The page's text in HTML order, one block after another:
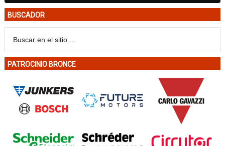
BUSCADOR
PATROCINIO BRONCE